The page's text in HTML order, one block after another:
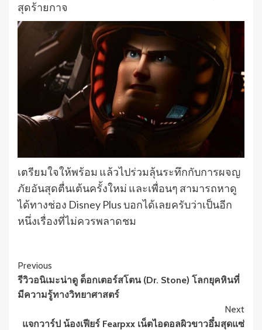
สุดร้ายกาจ
เตรียมใจให้พร้อม แล้วไปร่วมลุ้นระทึกกับการผจญ
ภัยอันสุดตื่นเต้นครั้งใหม่ และเพื่อนๆ สามารถหาดู
ได้ทางช่อง Disney Plus บอกได้เลยครับว่าเป็นอีก
หนึ่งเรื่องที่ไม่ควรพลาดชม
Continue
Reading
Previous
รีวิวอนิเมะน่าดู ด็อกเตอร์สโตน (Dr. Stone) โลกยุคหินที่
มีความรู้ทางวิทยาศาสตร์
Next
แจกวาร์ป น้องเฟียร์ Fearpxx เน็ตไอดอลผิวขาวอึ๋มสุดแซ่